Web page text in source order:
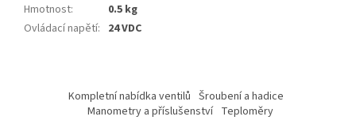
Hmotnost:
0.5 kg
Ovládací napětí: 24 VDC
Kompletní nabídka ventilů Šroubení a hadice
Manometry a příslušenství Teploměry